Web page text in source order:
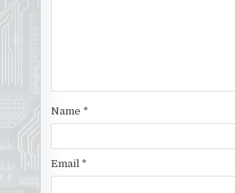
Name *
Email *